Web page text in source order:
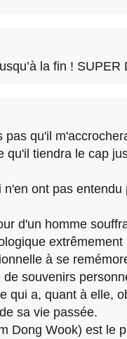
la fin ! SUPER
pas qu'il
qu'il tiendra le cap
ont pas entendu
d'un homme
à se
souvenirs
qui a, quant à elle,
sa vie passée.
Dong Wook) est le